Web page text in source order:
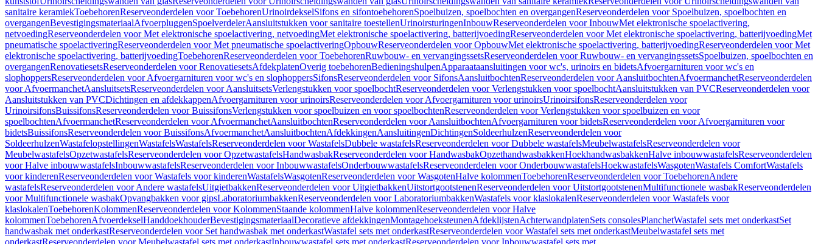
sanitaire keramiekToebehorenReserveonderdelen voor ToebehorenUrinoirdekselSifons en sifontoebehorenSpoelbuizen, spoelbochten en overgangenReserveonderdelen voor Spoelbuizen, spoelbochten en
overgangenBevestigingsmateriaalAfvoerpluggenSpoelverdelerAansluitstukken voor sanitaire toestellenUrinoirsturingenInbouwReserveonderdelen voor InbouwMet elektronische spoelactivering,
netvoedingReserveonderdelen voor Met elektronische spoelactivering, netvoedingMet elektronische spoelactivering, batterijvoedingReserveonderdelen voor Met elektronische spoelactivering, batterijvoedingMet
pneumatische spoelactiveringReserveonderdelen voor Met pneumatische spoelactiveringOpbouwReserveonderdelen voor OpbouwMet elektronische spoelactivering, batterijvoedingReserveonderdelen voor Met
elektronische spoelactivering, batterijvoedingToebehorenReserveonderdelen voor ToebehorenRuwbouw- en vervangingssetsReserveonderdelen voor Ruwbouw- en vervangingssetsSpoelbuizen, spoelbochten en
overgangenRenovatiesetsReserveonderdelen voor RenovatiesetsAfdekplatenOverig toebehorenBedieningshulpenApparaataansluitingen voor wc's, urinoirs en bidetsAfvoergarnituren voor wc's en
slophoppersReserveonderdelen voor Afvoergarnituren voor wc's en slophoppersSifonsReserveonderdelen voor SifonsAansluitbochtenReserveonderdelen voor AansluitbochtenAfvoermanchetReserveonderdelen
voor AfvoermanchetAansluitsetsReserveonderdelen voor AansluitsetsVerlengstukken voor spoelbochtReserveonderdelen voor Verlengstukken voor spoelbochtAansluitstukken van PVCReserveonderdelen voor
Aansluitstukken van PVCDichtingen en afdekkappenAfvoergarnituren voor urinoirsReserveonderdelen voor Afvoergarnituren voor urinoirsUrinoirsifonsReserveonderdelen voor
UrinoirsifonsBuissifonsReserveonderdelen voor BuissifonsVerlengstukken voor spoelbuizen en voor spoelbochtenReserveonderdelen voor Verlengstukken voor spoelbuizen en voor
spoelbochtenAfvoermanchetReserveonderdelen voor AfvoermanchetAansluitbochtenReserveonderdelen voor AansluitbochtenAfvoergarnituren voor bidetsReserveonderdelen voor Afvoergarnituren voor
bidetsBuissifonsReserveonderdelen voor BuissifonsAfvoermanchetAansluitbochtenAfdekkingenAansluitingenDichtingenSoldeerhulzenReserveonderdelen voor
SoldeerhulzenWastafelopstellingenWastafelsWastafelsReserveonderdelen voor WastafelsDubbele wastafelsReserveonderdelen voor Dubbele wastafelsMeubelwastafelsReserveonderdelen voor
MeubelwastafelsOpzetwastafelsReserveonderdelen voor OpzetwastafelsHandwasbakReserveonderdelen voor HandwasbakOpzethandwasbakkenHoekhandwasbakkenHalve inbouwwastafelsReserveonderdelen
voor Halve inbouwwastafelsInbouwwastafelsReserveonderdelen voor InbouwwastafelsOnderbouwwastafelsReserveonderdelen voor OnderbouwwastafelsHoekwastafelsWasgotenWastafels ComfortWastafels
voor kinderenReserveonderdelen voor Wastafels voor kinderenWastafelsWasgotenReserveonderdelen voor WasgotenHalve kolommenToebehorenReserveonderdelen voor ToebehorenAndere
wastafelsReserveonderdelen voor Andere wastafelsUitgietbakkenReserveonderdelen voor UitgietbakkenUitstortgootstenenReserveonderdelen voor UitstortgootstenenMultifunctionele wasbakReserveonderdelen
voor Multifunctionele wasbakOpvangbakken voor gipsLaboratoriumbakkenReserveonderdelen voor LaboratoriumbakkenWastafels voor klaslokalenReserveonderdelen voor Wastafels voor
klaslokalenToebehorenKolommenReserveonderdelen voor KolommenStaande kolommenHalve kolommenReserveonderdelen voor Halve
kolommenToebehorenAfvoerdekselHanddoekhouderBevestigingsmateriaalDecoratieve afdekkingenMontagehoeksteunenAfdeklijstenAchterwandplatenSets consolesPlanchetWastafel sets met onderkastSet
handwasbak met onderkastReserveonderdelen voor Set handwasbak met onderkastWastafel sets met onderkastReserveonderdelen voor Wastafel sets met onderkastMeubelwastafel sets met
onderkastReserveonderdelen voor Meubelwastafel sets met onderkastInbouwwastafel sets met onderkastReserveonderdelen voor Inbouwwastafel sets met